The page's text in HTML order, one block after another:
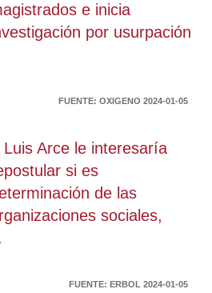
e inicia
por usurpación
FUENTE: OXIGENO 2024-01-05
Luis Arce le interesaría
si es
de las
sociales,
FUENTE: ERBOL 2024-01-05